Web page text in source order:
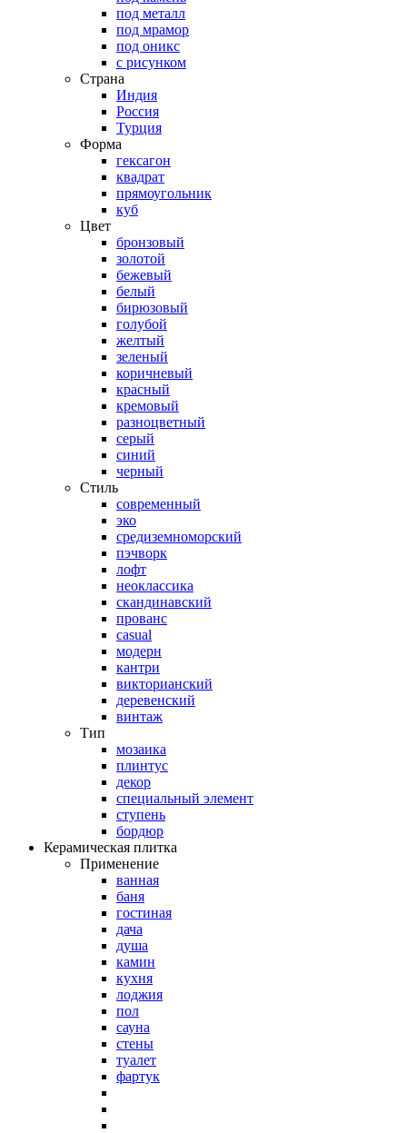
под металл
под мрамор
под оникс
с рисунком
Страна
Индия
Россия
Турция
Форма
гексагон
квадрат
прямоугольник
куб
Цвет
бронзовый
золотой
бежевый
белый
бирюзовый
голубой
желтый
зеленый
коричневый
красный
кремовый
разноцветный
серый
синий
черный
Стиль
современный
эко
средиземноморский
пэчворк
лофт
неоклассика
скандинавский
прованс
casual
модерн
кантри
викторианский
деревенский
винтаж
Тип
мозаика
плинтус
декор
специальный элемент
ступень
бордюр
Керамическая плитка
Применение
ванная
баня
гостиная
дача
душа
камин
кухня
лоджия
пол
сауна
стены
туалет
фартук